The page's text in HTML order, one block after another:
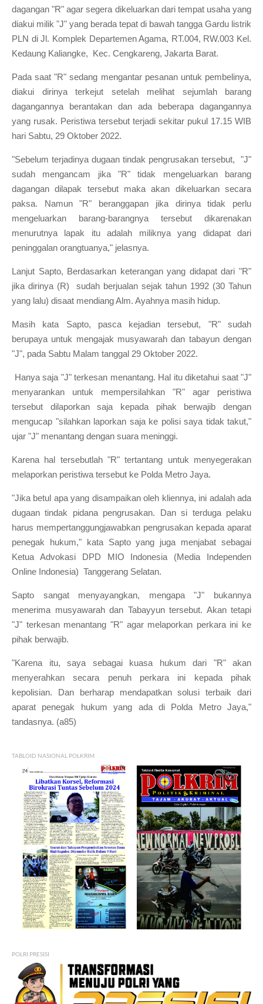
dagangan "R" agar segera dikeluarkan dari tempat usaha yang
diakui milik "J" yang berada tepat di bawah tangga Gardu listrik
PLN di Jl. Komplek Departemen Agama, RT.004, RW.003 Kel.
Kedaung Kaliangke, Kec. Cengkareng, Jakarta Barat.
Pada saat "R" sedang mengantar pesanan untuk pembelinya,
diakui dirinya terkejut setelah melihat sejumlah barang
dagangannya berantakan dan ada beberapa dagangannya
yang rusak. Peristiwa tersebut terjadi sekitar pukul 17.15 WIB
hari Sabtu, 29 Oktober 2022.
"Sebelum terjadinya dugaan tindak pengrusakan tersebut, "J"
sudah mengancam jika "R" tidak mengeluarkan barang
dagangan dilapak tersebut maka akan dikeluarkan secara
paksa. Namun "R" beranggapan jika dirinya tidak perlu
mengeluarkan barang-barangnya tersebut dikarenakan
menurutnya lapak itu adalah miliknya yang didapat dari
peninggalan orangtuanya," jelasnya.
Lanjut Sapto, Berdasarkan keterangan yang didapat dari "R"
jika dirinya (R) sudah berjualan sejak tahun 1992 (30 Tahun
yang lalu) disaat mendiang Alm. Ayahnya masih hidup.
Masih kata Sapto, pasca kejadian tersebut, "R" sudah
berupaya untuk mengajak musyawarah dan tabayun dengan
"J", pada Sabtu Malam tanggal 29 Oktober 2022.
Hanya saja "J" terkesan menantang. Hal itu diketahui saat "J"
menyarankan untuk mempersilahkan "R" agar peristiwa
tersebut dilaporkan saja kepada pihak berwajib dengan
mengucap "silahkan laporkan saja ke polisi saya tidak takut,"
ujar "J" menantang dengan suara meninggi.
Karena hal tersebutlah "R" tertantang untuk menyegerakan
melaporkan peristiwa tersebut ke Polda Metro Jaya.
"Jika betul apa yang disampaikan oleh kliennya, ini adalah ada
dugaan tindak pidana pengrusakan. Dan si terduga pelaku
harus mempertanggungjawabkan pengrusakan kepada aparat
penegak hukum," kata Sapto yang juga menjabat sebagai
Ketua Advokasi DPD MIO Indonesia (Media Independen
Online Indonesia) Tanggerang Selatan.
Sapto sangat menyayangkan, mengapa "J" bukannya
menerima musyawarah dan Tabayyun tersebut. Akan tetapi
"J" terkesan menantang "R" agar melaporkan perkara ini ke
pihak berwajib.
"Karena itu, saya sebagai kuasa hukum dari "R" akan
menyerahkan secara penuh perkara ini kepada pihak
kepolisian. Dan berharap mendapatkan solusi terbaik dari
aparat penegak hukum yang ada di Polda Metro Jaya,"
tandasnya. (a85)
TABLOID NASIONAL POLKRIM
POLRI PRESISI